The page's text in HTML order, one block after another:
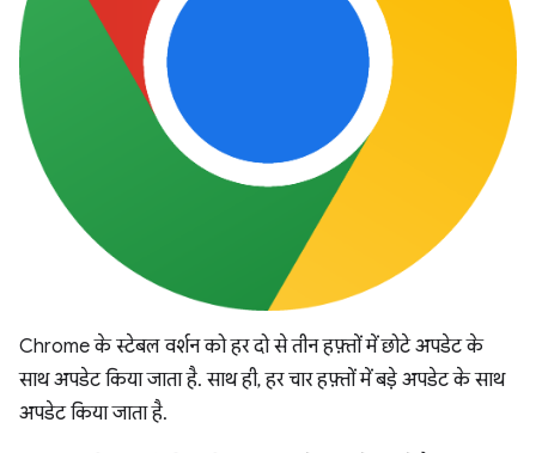
Chrome के स्टेबल वर्शन को हर दो से तीन हफ़्तों में छोटे अपडेट के
साथ अपडेट किया जाता है. साथ ही, हर चार हफ़्तों में बड़े अपडेट के साथ
अपडेट किया जाता है.